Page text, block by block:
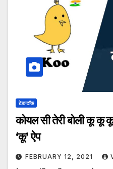
टेक टॉक
कोयल सी तेरी बोली कू कू
‘कू’ ऐप
FEBRUARY 12, 2021